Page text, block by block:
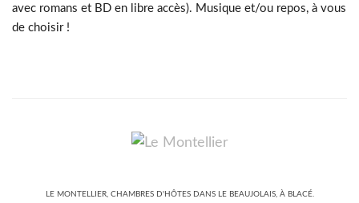
avec romans et BD en libre accès). Musique et/ou repos, à vous
de choisir !
LE MONTELLIER, CHAMBRES D'HÔTES DANS LE BEAUJOLAIS, À BLACÉ.